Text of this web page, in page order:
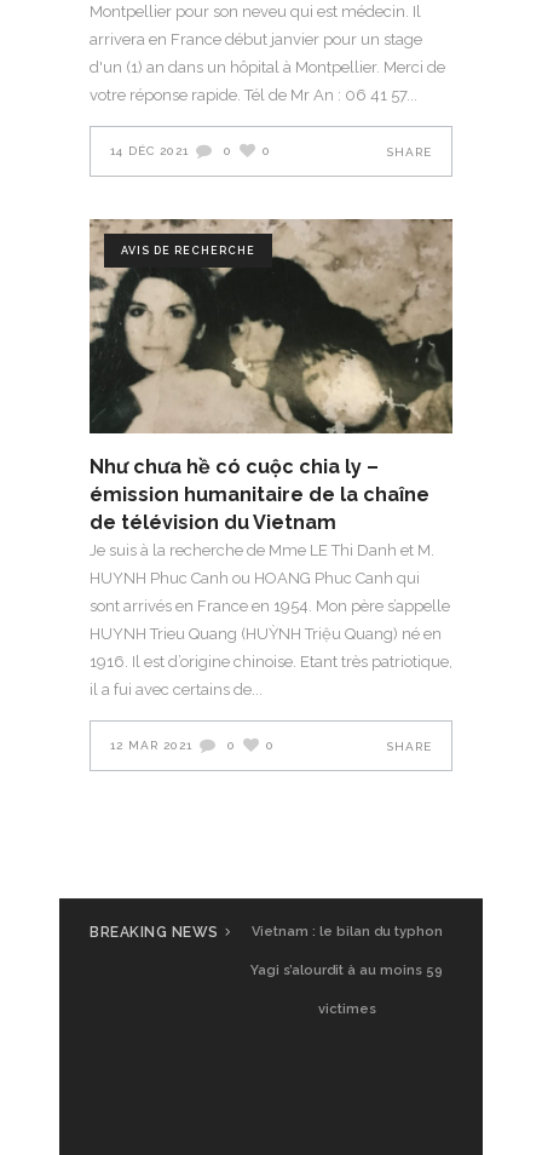
Montpellier pour son neveu qui est médecin. Il
arrivera en France début janvier pour un stage
d'un (1) an dans un hôpital à Montpellier. Merci de
votre réponse rapide. Tél de Mr An : 06 41 57
14 DÉC 2021 0 0 SHARE
AVIS DE RECHERCHE
Như chưa hề có cuộc chia ly –
émission humanitaire de la chaîne
de télévision du Vietnam
Je suis à la recherche de Mme LE Thi Danh et M.
HUYNH Phuc Canh ou HOANG Phuc Canh qui
sont arrivés en France en 1954. Mon père s’appelle
HUYNH Trieu Quang (HUỲNH Triệu Quang) né en
1916. Il est d’origine chinoise. Etant très patriotique,
il a fui avec certains de
12 MAR 2021 0 0 SHARE
BREAKING NEWS Vietnam : le bilan du typhon
Yagi s’alourdit à au moins 59
victimes